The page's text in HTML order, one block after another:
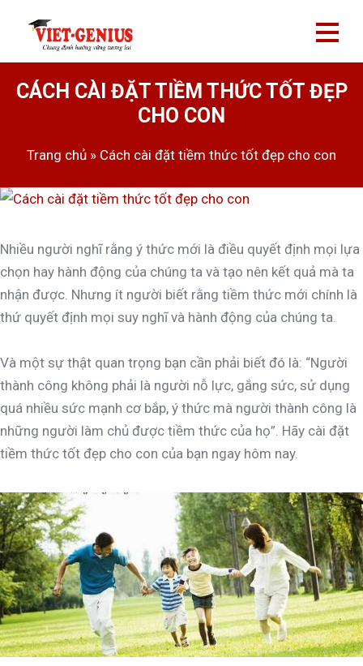
CÁCH CÀI ĐẶT TIỀM THỨC TỐT ĐẸP
CHO CON
Trang chủ » Cách cài đặt tiềm thức tốt đẹp cho con
Nhiều người nghĩ rằng ý thức mới là điều quyết định mọi lựa
chọn hay hành động của chúng ta và tạo nên kết quả mà ta
nhận được. Nhưng ít người biết rằng tiềm thức mới chính là
thứ quyết định mọi suy nghĩ và hành động của chúng ta.
Và một sự thật quan trọng bạn cần phải biết đó là: “Người
thành công không phải là người nỗ lực, gắng sức, sử dụng
quá nhiều sức mạnh cơ bắp, ý thức mà người thành công là
những người làm chủ được tiềm thức của họ”. Hãy cài đặt
tiềm thức tốt đẹp cho con của bạn ngay hôm nay.